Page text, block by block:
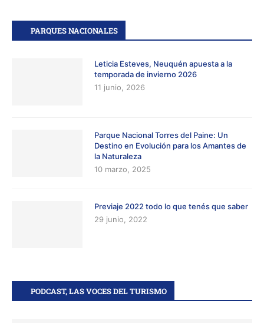
PARQUES NACIONALES
Leticia Esteves, Neuquén apuesta a la
temporada de invierno 2026
11 junio, 2026
Parque Nacional Torres del Paine: Un
Destino en Evolución para los Amantes de
la Naturaleza
10 marzo, 2025
Previaje 2022 todo lo que tenés que saber
29 junio, 2022
PODCAST, LAS VOCES DEL TURISMO